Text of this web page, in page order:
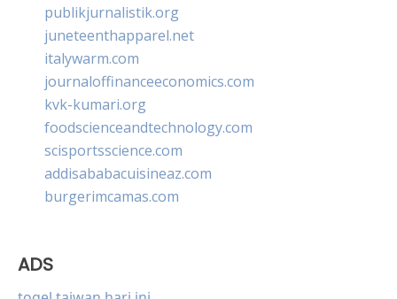
publikjurnalistik.org
juneteenthapparel.net
italywarm.com
journaloffinanceeconomics.com
kvk-kumari.org
foodscienceandtechnology.com
scisportsscience.com
addisababacuisineaz.com
burgerimcamas.com
ADS